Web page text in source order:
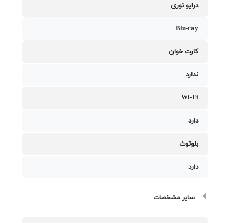
درایو نوری
Blu-ray
کارت خوان
ندارد
Wi-Fi
دارد
بلوتوث
دارد
سایر مشخصات